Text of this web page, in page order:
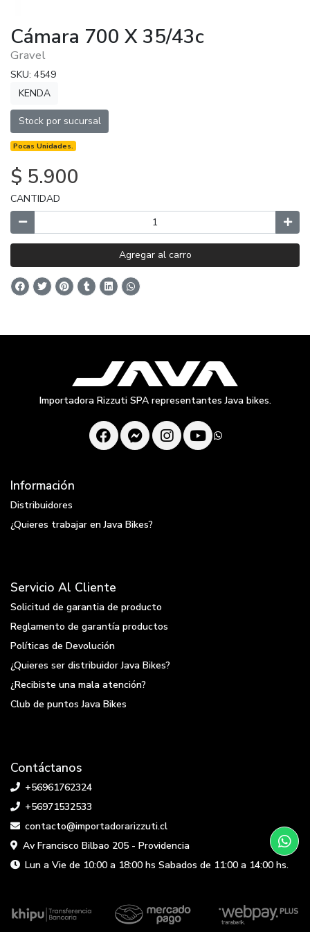
Cámara 700 X 35/43c
Gravel
SKU: 4549
KENDA
Stock por sucursal
Pocas Unidades.
$ 5.900
CANTIDAD
Agregar al carro
Importadora Rizzuti SPA representantes Java bikes.
Información
Distribuidores
¿Quieres trabajar en Java Bikes?
Servicio Al Cliente
Solicitud de garantia de producto
Reglamento de garantía productos
Políticas de Devolución
¿Quieres ser distribuidor Java Bikes?
¿Recibiste una mala atención?
Club de puntos Java Bikes
Contáctanos
+56961762324
+56971532533
contacto@importadorarizzuti.cl
Av Francisco Bilbao 205 - Providencia
Lun a Vie de 10:00 a 18:00 hs Sabados de 11:00 a 14:00 hs.